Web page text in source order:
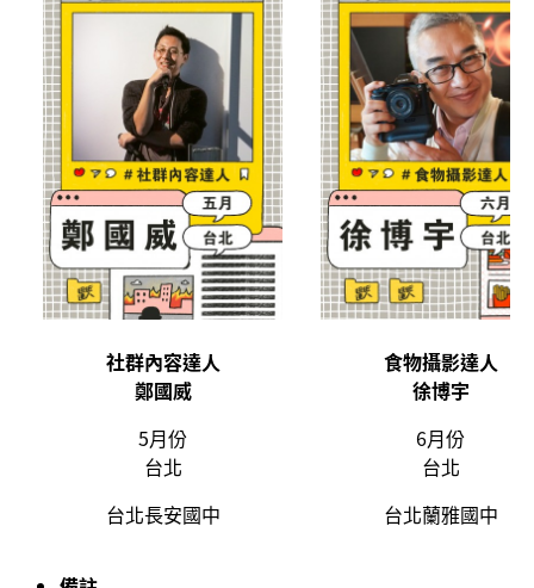
社群內容達人
鄭國威
食物攝影達人
徐博宇
5月份
台北
6月份
台北
台北長安國中
台北蘭雅國中